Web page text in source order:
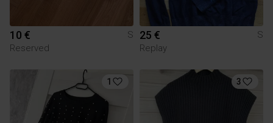
10 €
S
Reserved
25 €
S
Replay
1 3